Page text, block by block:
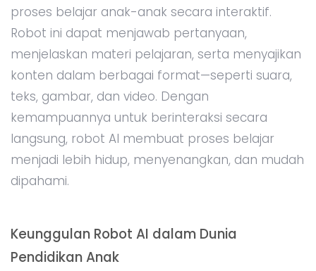
proses belajar anak-anak secara interaktif.
Robot ini dapat menjawab pertanyaan,
menjelaskan materi pelajaran, serta menyajikan
konten dalam berbagai format—seperti suara,
teks, gambar, dan video. Dengan
kemampuannya untuk berinteraksi secara
langsung, robot AI membuat proses belajar
menjadi lebih hidup, menyenangkan, dan mudah
dipahami.
Keunggulan Robot AI dalam Dunia
Pendidikan Anak